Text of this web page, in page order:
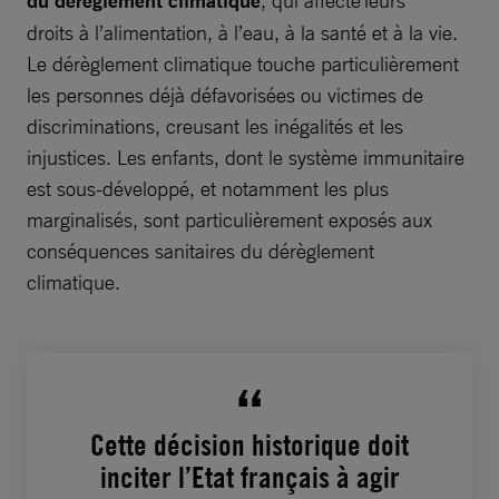
droits à l’alimentation, à l’eau, à la santé et à la vie.
Le dérèglement climatique touche particulièrement
les personnes déjà défavorisées ou victimes de
discriminations, creusant les inégalités et les
injustices. Les enfants, dont le système immunitaire
est sous-développé, et notamment les plus
marginalisés, sont particulièrement exposés aux
conséquences sanitaires du dérèglement
climatique.
Cette décision historique doit
inciter l’Etat français à agir